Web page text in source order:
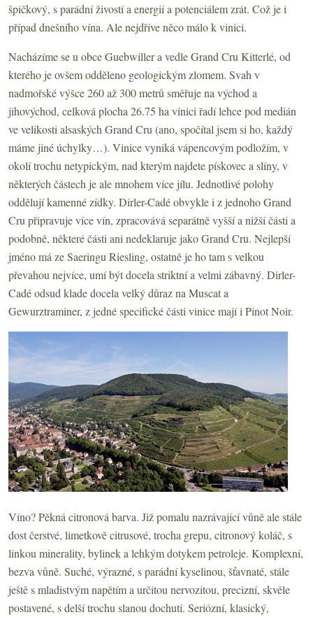
špičkový, s parádní živostí a energií a potenciálem zrát. Což je i
případ dnešního vína. Ale nejdříve něco málo k vinici.
Nacházíme se u obce Guebwiller a vedle Grand Cru Kitterlé, od
kterého je ovšem odděleno geologickým zlomem. Svah v
nadmořské výšce 260 až 300 metrů směřuje na východ a
jihovýchod, celková plocha 26.75 ha vinici řadí lehce pod medián
ve velikosti alsaských Grand Cru (ano, spočítal jsem si ho, každý
máme jiné úchylky…). Vinice vyniká vápencovým podložím, v
okolí trochu netypickým, nad kterým najdete pískovec a slíny, v
některých částech je ale mnohem více jílu. Jednotlivé polohy
oddělují kamenné zídky. Dirler-Cadé obvykle i z jednoho Grand
Cru připravuje více vín, zpracovává separátně vyšší a nižší části a
podobně, některé části ani nedeklaruje jako Grand Cru. Nejlepší
jméno má ze Saeringu Riesling, ostatně je ho tam s velkou
převahou nejvíce, umí být docela striktní a velmi zábavný. Dirler-
Cadé odsud klade docela velký důraz na Muscat a
Gewurztraminer, z jedné specifické části vinice mají i Pinot Noir.
Víno? Pěkná citronová barva. Již pomalu nazrávající vůně ale stále
dost čerstvé, limetkově citrusové, trocha grepu, citronový koláč, s
linkou minerality, bylinek a lehkým dotykem petroleje. Komplexní,
bezva vůně. Suché, výrazné, s parádní kyselinou, šťavnaté, stále
ještě s mladistvým napětím a určitou nervozitou, precizní, skvěle
postavené, s delší trochu slanou dochutí. Seriózní, klasický,